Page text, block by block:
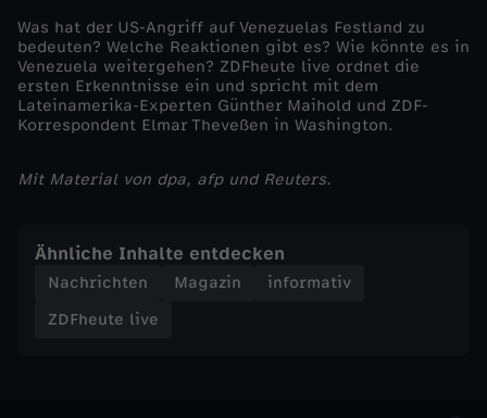
f
e
e
n
Was hat der US-Angriff auf Venezuelas Festland zu
bedeuten? Welche Reaktionen gibt es? Wie könnte es in
Venezuela weitergehen? ZDFheute live ordnet die
ersten Erkenntnisse ein und spricht mit dem
Lateinamerika-Experten Günther Maihold und ZDF-
Korrespondent Elmar Theveßen in Washington.
Mit Material von dpa, afp und Reuters.
Ähnliche Inhalte entdecken
Nachrichten Magazin
informativ
ZDFheute live